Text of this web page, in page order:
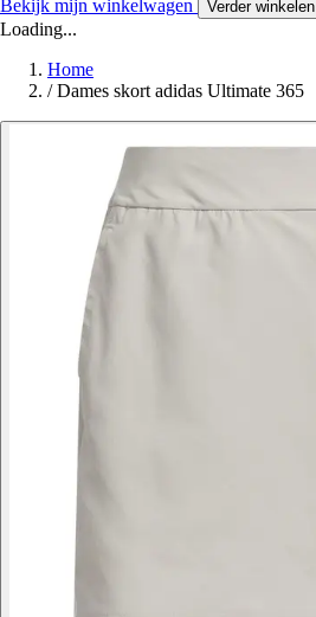
Bekijk mijn winkelwagen Verder winkelen
Loading...
Home
/ Dames skort adidas Ultimate 365